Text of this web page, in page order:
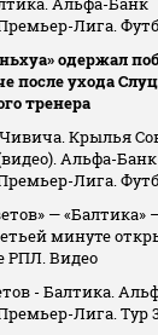
Лига.
одержал
после ухода
тренера
Крылья
Альфа-Банк
Лига.
— «Балтика»
минуте
РПЛ. Видео
- Балтика.
Лига. Тур